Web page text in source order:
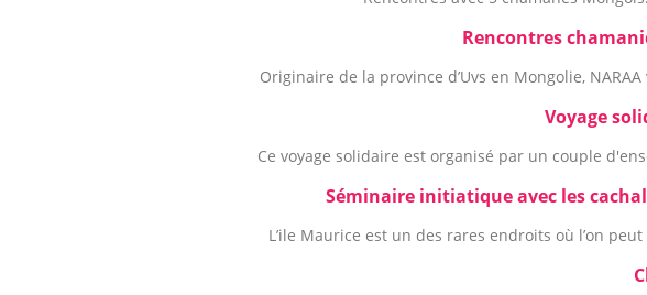
Rencontres
Originaire de la province d’Uvs en Mongolie,
Voyage
Ce voyage solidaire est organisé par un couple
Séminaire initiatique avec les
L’ile Maurice est un des rares endroits où l’on